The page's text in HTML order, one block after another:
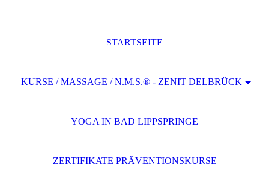
STARTSEITE
KURSE / MASSAGE / N.M.S.® - ZENIT DELBRÜCK
YOGA IN BAD LIPPSPRINGE
ZERTIFIKATE PRÄVENTIONSKURSE